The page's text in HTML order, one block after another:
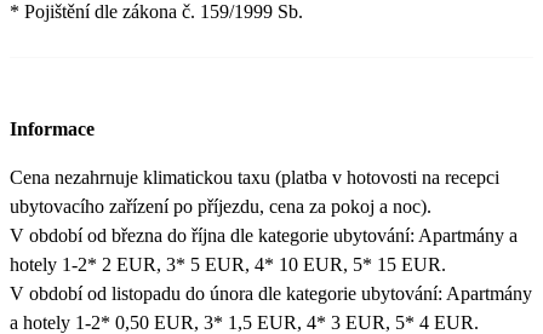
* Pojištění dle zákona č. 159/1999 Sb.
Informace
Cena nezahrnuje klimatickou taxu (platba v hotovosti na recepci
ubytovacího zařízení po příjezdu, cena za pokoj a noc).
V období od března do října dle kategorie ubytování: Apartmány a
hotely 1-2* 2 EUR, 3* 5 EUR, 4* 10 EUR, 5* 15 EUR.
V období od listopadu do února dle kategorie ubytování: Apartmány
a hotely 1-2* 0,50 EUR, 3* 1,5 EUR, 4* 3 EUR, 5* 4 EUR.